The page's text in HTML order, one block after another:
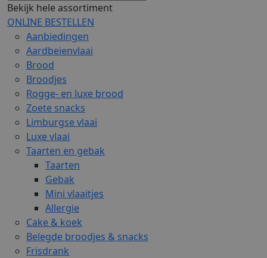
Bekijk hele assortiment
ONLINE BESTELLEN
Aanbiedingen
Aardbeienvlaai
Brood
Broodjes
Rogge- en luxe brood
Zoete snacks
Limburgse vlaai
Luxe vlaai
Taarten en gebak
Taarten
Gebak
Mini vlaaitjes
Allergie
Cake & koek
Belegde broodjes & snacks
Frisdrank